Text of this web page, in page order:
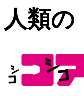
人類